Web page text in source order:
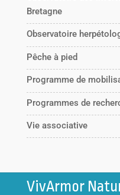
Bretagne
Observatoire
Pêche à pied
Programme de
Programmes de
Vie associative
VivArmor